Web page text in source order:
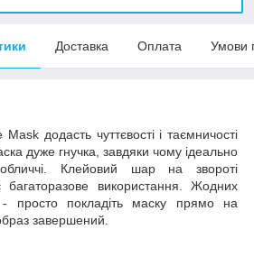
Доставка Оплата Умови
додасть чуттєвості і таємничості
дуже гнучка, завдяки чому ідеально
Клейовий шар на звороті
багаторазове використання. Жодних
- просто покладіть маску прямо на
завершений.